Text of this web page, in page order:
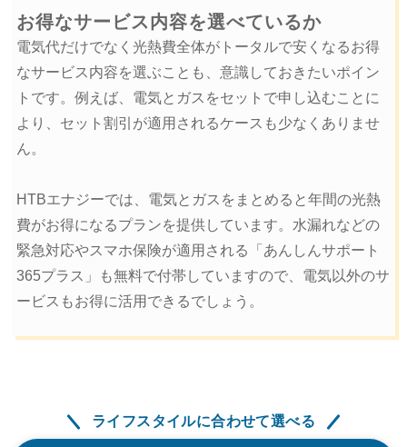
お得なサービス内容を選べているか
電気代だけでなく光熱費全体がトータルで安くなるお得
なサービス内容を選ぶことも、意識しておきたいポイン
トです。例えば、電気とガスをセットで申し込むことに
より、セット割引が適用されるケースも少なくありませ
ん。
HTBエナジーでは、電気とガスをまとめると年間の光熱
費がお得になるプランを提供しています。水漏れなどの
緊急対応やスマホ保険が適用される「あんしんサポート
365プラス」も無料で付帯していますので、電気以外のサ
ービスもお得に活用できるでしょう。
ライフスタイルに合わせて選べる